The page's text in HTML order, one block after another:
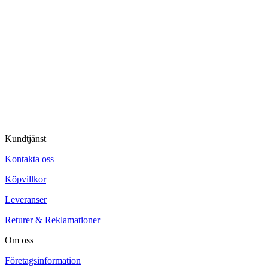
Kundtjänst
Kontakta oss
Köpvillkor
Leveranser
Returer & Reklamationer
Om oss
Företagsinformation